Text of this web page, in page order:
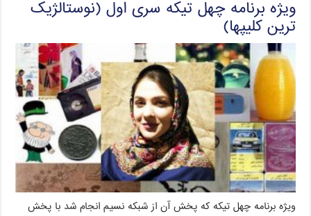
ویژه برنامه چهل تیکه سری اول (نوستالژیک
ترین کلیپها)
ویژه برنامه چهل تیکه که پخش آن از شبکه نسیم انجام شد با پخش